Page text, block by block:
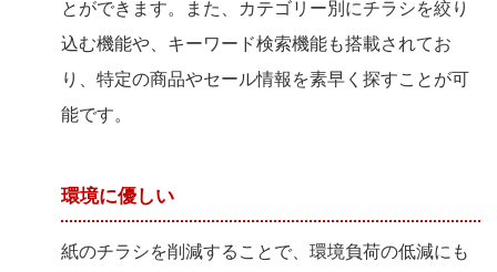
とができます。また、カテゴリー別にチラシを絞り
込む機能や、キーワード検索機能も搭載されてお
り、特定の商品やセール情報を素早く探すことが可
能です。
環境に優しい
紙のチラシを削減することで、環境負荷の低減にも